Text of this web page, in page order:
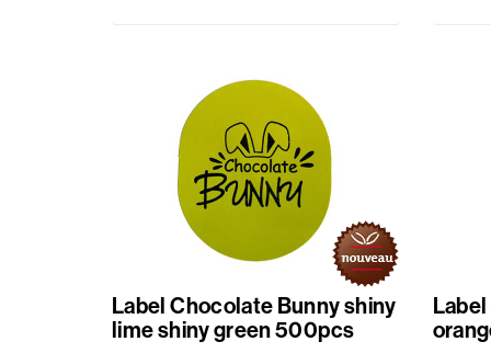
SachetsLabel Chocolate Bunny shiny
lime shiny green 500pcs